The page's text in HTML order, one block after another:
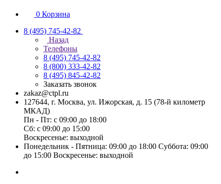
0 Корзина
8 (495) 745-42-82
Назад
Телефоны
8 (495) 745-42-82
8 (800) 333-42-82
8 (495) 845-42-82
Заказать звонок
zakaz@ctpl.ru
127644, г. Москва, ул. Ижорская, д. 15 (78-й километр
МКАД)
Пн - Пт: с 09:00 до 18:00
Сб: с 09:00 до 15:00
Воскресенье: выходной
Понедельник - Пятница: 09:00 до 18:00 Суббота: 09:00
до 15:00 Воскресенье: выходной